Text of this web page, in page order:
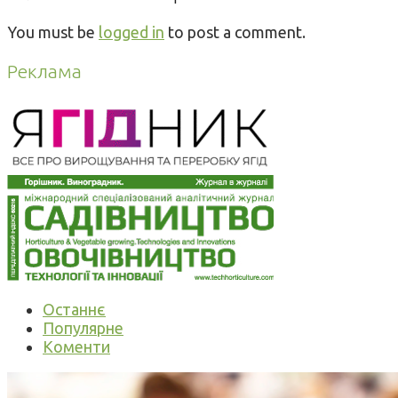
You must be logged in to post a comment.
Реклама
Останнє
Популярне
Коменти